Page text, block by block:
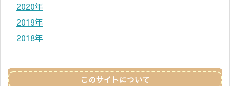
2020年
2019年
2018年
このサイトについて